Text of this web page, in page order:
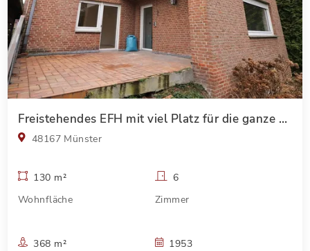
Freistehendes EFH mit viel Platz für die ganze Familie *provisionsfrei*
48167 Münster
130 m²
Wohnfläche
6
Zimmer
368 m²
1953